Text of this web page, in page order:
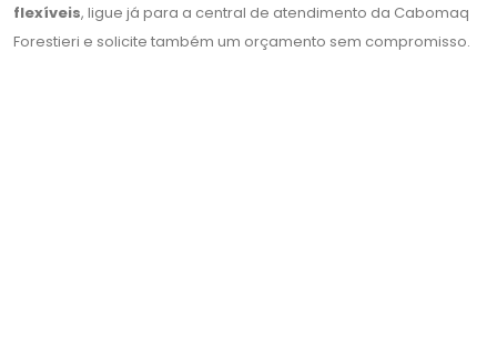
flexíveis, ligue já para a central de atendimento da Cabomaq
Forestieri e solicite também um orçamento sem compromisso.